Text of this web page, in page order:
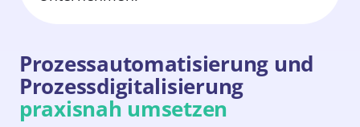
Prozessautomatisierung und
Prozessdigitalisierung
praxisnah umsetzen